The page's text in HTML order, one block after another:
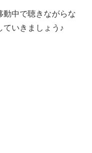
動中で聴きながらな
ていきましょう♪